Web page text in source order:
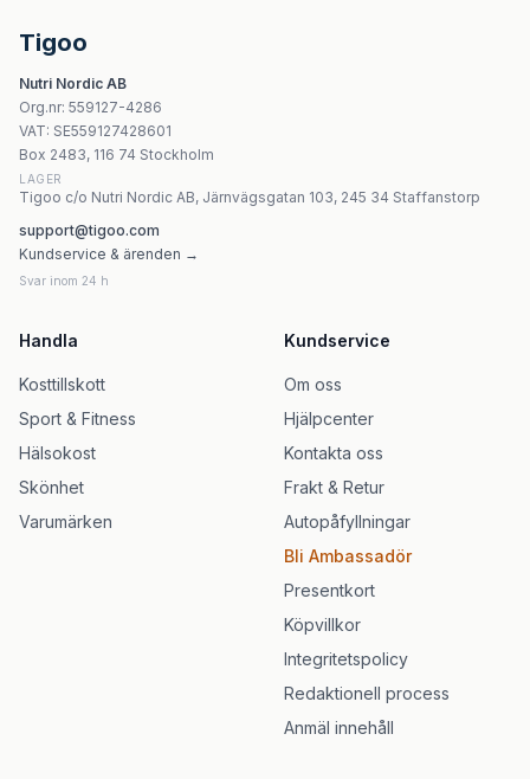
Kiki Health - PMS Support - 60 Vcaps
Nature's Way - Vitamin B-6 - 100 kapslar
BioTech USA Hyper Mass 4000g vaniljsmak
BioTechUSA BCAA 8:1:1 Zero
Tigoo
Nutri Nordic AB
Org.nr: 559127-4286
VAT: SE559127428601
Box 2483, 116 74 Stockholm
LAGER
Tigoo c/o Nutri Nordic AB, Järnvägsgatan 103, 245 34 Staffanstorp
support@tigoo.com
Kundservice & ärenden →
Svar inom 24 h
Handla
Kosttillskott
Sport & Fitness
Hälsokost
Skönhet
Varumärken
Kundservice
Om oss
Hjälpcenter
Kontakta oss
Frakt & Retur
Autopåfyllningar
Bli Ambassadör
Presentkort
Köpvillkor
Integritetspolicy
Redaktionell process
Anmäl innehåll